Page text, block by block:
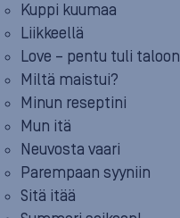
Kuppi kuumaa
Liikkeellä
Love – pentu tuli taloon
Miltä maistui?
Minun reseptini
Mun itä
Neuvosta vaari
Parempaan syyniin
Sitä itää